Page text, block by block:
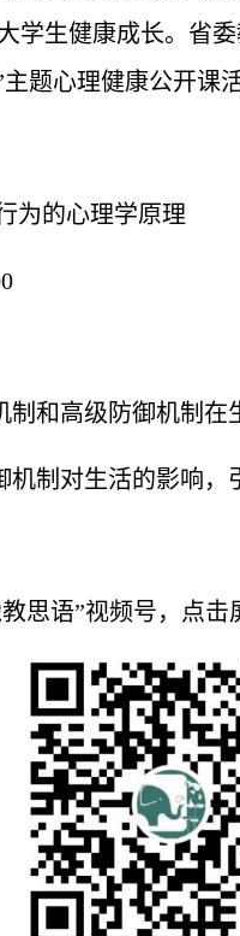
学生健康成长。省
心理健康公开课
为的心理学原理
和高级防御机制在
制对生活的影响，
思语”视频号，点击